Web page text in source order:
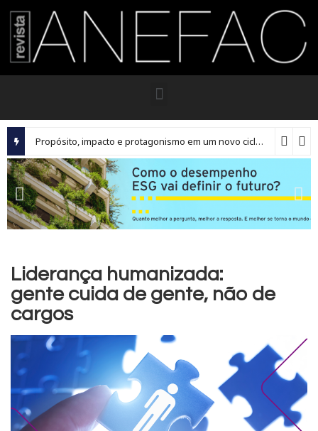
Propósito, impacto e protagonismo em um novo ciclo para os executivos brasileiros
Liderança humanizada:
gente cuida de gente, não de
cargos